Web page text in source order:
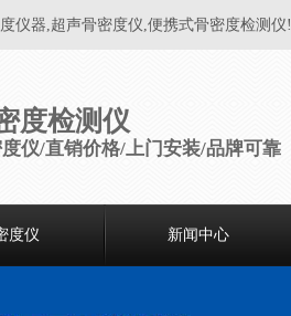
仪器,超声骨密度仪,便携式骨密度检测仪!
度检测仪
仪/直销价格/上门安装/品牌可靠
度仪 新闻中心